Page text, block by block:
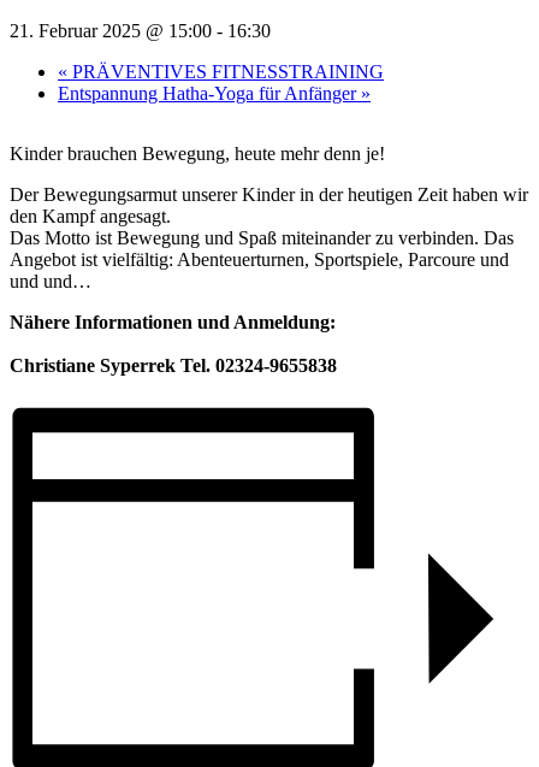
21. Februar 2025 @ 15:00 - 16:30
« PRÄVENTIVES FITNESSTRAINING
Entspannung Hatha-Yoga für Anfänger »
Kinder brauchen Bewegung, heute mehr denn je!
Der Bewegungsarmut unserer Kinder in der heutigen Zeit haben wir
den Kampf angesagt.
Das Motto ist Bewegung und Spaß miteinander zu verbinden. Das
Angebot ist vielfältig: Abenteuerturnen, Sportspiele, Parcoure und
und und…
Nähere Informationen und Anmeldung:
Christiane Syperrek Tel. 02324-9655838